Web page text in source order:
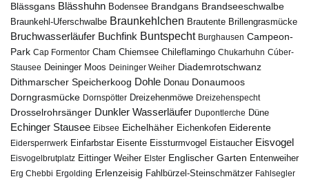
Blässgans Blässhuhn Bodensee Brandgans Brandseeschwalbe
Braunkehl-Uferschwalbe Braunkehlchen Brautente Brillengrasmücke
Bruchwasserläufer Buchfink Buntspecht Burghausen Campeon-
Park Cap Formentor Cham Chiemsee Chileflamingo Chukarhuhn Cúber-
Stausee Deininger Moos Deininger Weiher Diademrotschwanz
Dithmarscher Speicherkoog Dohle Donau Donaumoos
Dorngrasmücke Dornspötter Dreizehenmöwe Dreizehenspecht
Drosselrohrsänger Dunkler Wasserläufer Dupontlerche Düne
Echinger Stausee Eibsee Eichelhäher Eichenkofen Eiderente
Eidersperrwerk Einfarbstar Eisente Eissturmvogel Eistaucher Eisvogel
Eisvogelbrutplatz Eittinger Weiher Elster Englischer Garten Entenweiher
Erg Chebbi Ergolding Erlenzeisig Fahlbürzel-Steinschmätzer Fahlsegler